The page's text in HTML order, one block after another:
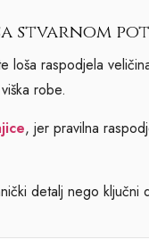
stvarnom
loša raspodjela
robe.
, jer pravilna
detalj nego ključni